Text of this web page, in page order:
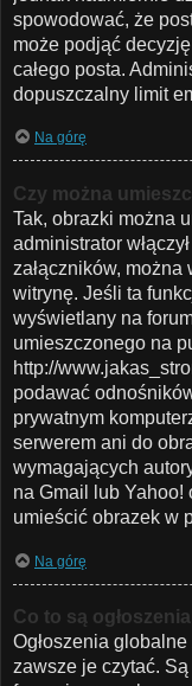
spowodować, że
może podjąć
całego posta.
dopuszczalny limit
Na górę
Czy można
Tak, obrazki można
administrator
załączników,
witrynę. Jeśli ta
wyświetlany na
umieszczonego na
http://
podawać
prywatnym
serwerem ani do
wymagających
na Gmail lub Yahoo!
umieścić obrazek w
Na górę
Co to są
Ogłoszenia
zawsze je czytać.